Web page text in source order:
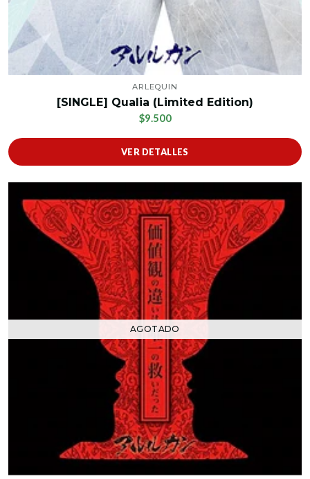
ARLEQUIN
[SINGLE] Qualia (Limited Edition)
$9.500
VER DETALLES
AGOTADO